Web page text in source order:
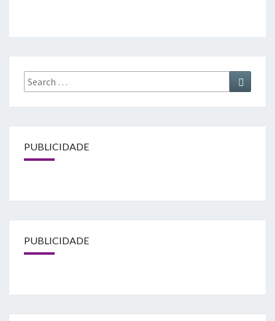
Search
for:
Search
PUBLICIDADE
PUBLICIDADE